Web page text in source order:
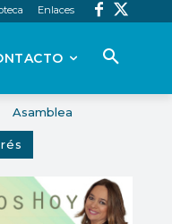
Enlaces
Asamblea